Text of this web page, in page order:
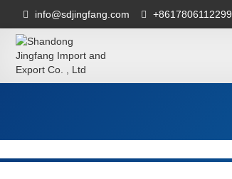
info@sdjingfang.com